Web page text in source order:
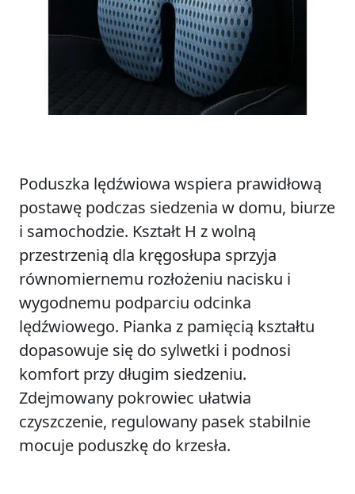
Poduszka lędźwiowa wspiera prawidłową
postawę podczas siedzenia w domu, biurze
i samochodzie. Kształt H z wolną
przestrzenią dla kręgosłupa sprzyja
równomiernemu rozłożeniu nacisku i
wygodnemu podparciu odcinka
lędźwiowego. Pianka z pamięcią kształtu
dopasowuje się do sylwetki i podnosi
komfort przy długim siedzeniu.
Zdejmowany pokrowiec ułatwia
czyszczenie, regulowany pasek stabilnie
mocuje poduszkę do krzesła.